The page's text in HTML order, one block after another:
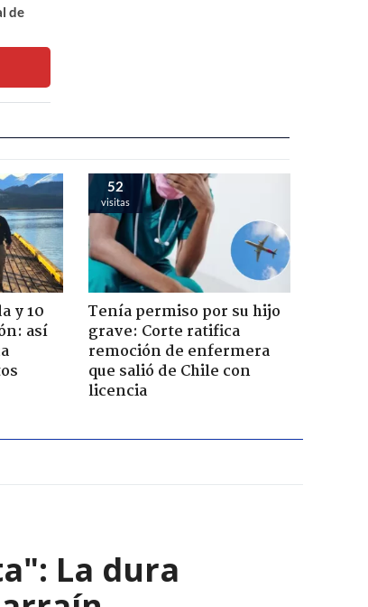
de
y 10
así
52
visitas
Tenía permiso por su hijo
grave: Corte ratifica
remoción de enfermera
que salió de Chile con
licencia
La dura